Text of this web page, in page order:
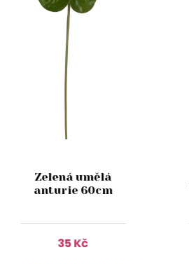
Zelená umělá
anturie 60cm
35 Kč